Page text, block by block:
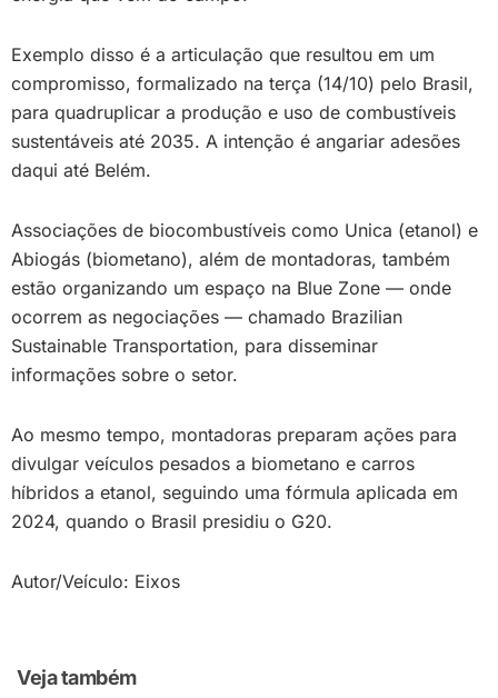
Exemplo disso é a articulação que resultou em um
compromisso, formalizado na terça (14/10) pelo Brasil,
para quadruplicar a produção e uso de combustíveis
sustentáveis até 2035. A intenção é angariar adesões
daqui até Belém.
Associações de biocombustíveis como Unica (etanol) e
Abiogás (biometano), além de montadoras, também
estão organizando um espaço na Blue Zone — onde
ocorrem as negociações — chamado Brazilian
Sustainable Transportation, para disseminar
informações sobre o setor.
Ao mesmo tempo, montadoras preparam ações para
divulgar veículos pesados a biometano e carros
híbridos a etanol, seguindo uma fórmula aplicada em
2024, quando o Brasil presidiu o G20.
Autor/Veículo: Eixos
Veja também